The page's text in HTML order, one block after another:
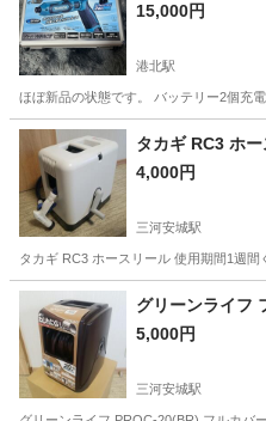
15,000円
港北駅
ほぼ新品の状態です。 バッテリー2個充
愛知 名古屋市 港北駅 その他
タカギ RC3
4,000円
三河安城駅
タカギ RC3 ホースリール 使用期間1週
愛知 安城市 三河安城駅
グリーンライフ
5,000円
三河安城駅